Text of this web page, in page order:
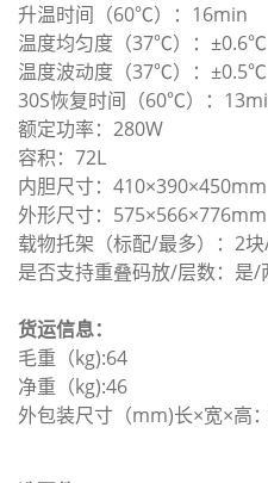
升温时间（60℃）：16min
温度均匀度（37℃）：±0.6℃
温度波动度（37℃）：±0.5℃
30S恢复时间（60℃）：
额定功率：280W
容积：72L
内胆尺寸：410×390×450mm
外形尺寸：575×566×776mm
载物托架（标配/最多）：2
是否支持重叠码放/层数：是/
货运信息：
毛重（kg):64
净重（kg):46
外包装尺寸（mm)长×宽×高